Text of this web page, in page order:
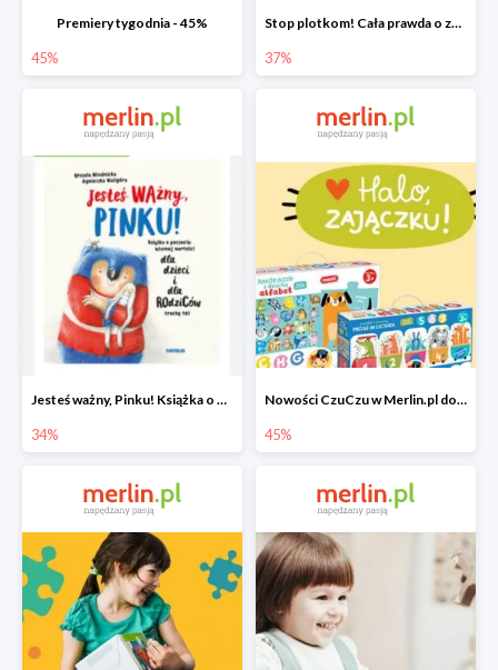
Premiery tygodnia - 45%
45%
Stop plotkom! Cała prawda o zwierzętach
37%
Jesteś ważny, Pinku! Książka o poczuciu własnej wartości
34%
Nowości CzuCzu w Merlin.pl do -45%
45%